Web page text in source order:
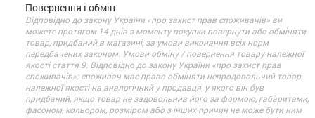
Повернення і обмін
Відповідно до закону України «про захист прав споживачів» ви
можете протягом 14 днів з моменту покупки повернути або обміняти
товар, придбаний в магазині, за умови виконання всіх норм
передбачених законом. Умови обміну / повернення товару належної
якості стаття 9. Відповідно до закону України «про захист прав
споживачів»: споживач має право обміняти непродовольчий товар
належної якості на аналогічний у продавця, у якого він був
придбаний, якщо товар не задовольнив його за формою, габаритами,
фасоном, кольором, розміром або з інших причин не може бути ним